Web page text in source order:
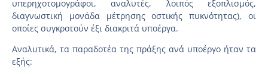
υπερηχοτομογράφοι, αναλυτές, λοιπός εξοπλισμός,
διαγνωστική μονάδα μέτρησης οστικής πυκνότητας), οι
οποίες συγκροτούν έξι διακριτά υποέργα.
Αναλυτικά, τα παραδοτέα της πράξης ανά υποέργο ήταν τα
εξής: